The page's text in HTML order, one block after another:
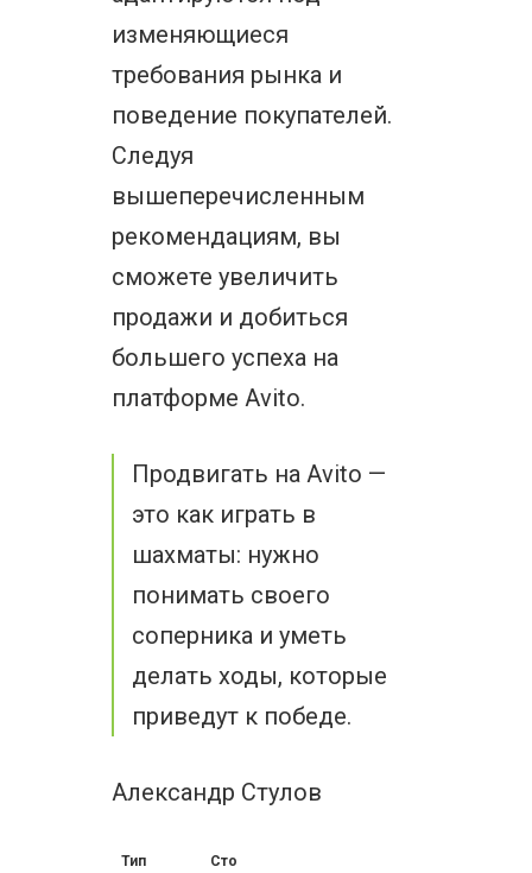
изменяющиеся
требования рынка и
поведение покупателей.
Следуя
вышеперечисленным
рекомендациям, вы
сможете увеличить
продажи и добиться
большего успеха на
платформе Avito.
Продвигать на Avito —
это как играть в
шахматы: нужно
понимать своего
соперника и уметь
делать ходы, которые
приведут к победе.
Александр Стулов
Тип
Сто